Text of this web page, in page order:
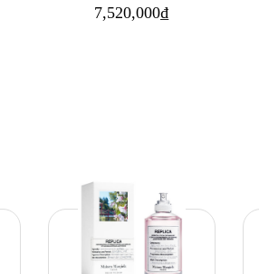
7,520,000₫